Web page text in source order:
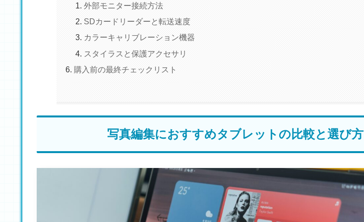
外部モニター接続方法
SDカードリーダーと転送速度
カラーキャリブレーション機器
スタイラスと保護アクセサリ
購入前の最終チェックリスト
写真編集におすすめタブレットの比較と選び方